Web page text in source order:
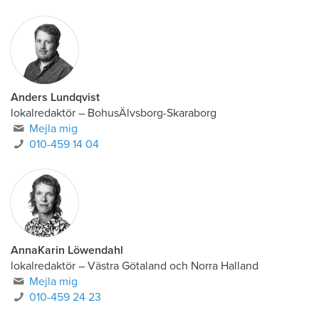
Anders Lundqvist
lokalredaktör – BohusÄlvsborg-Skaraborg
Mejla mig
010-459 14 04
AnnaKarin Löwendahl
lokalredaktör – Västra Götaland och Norra Halland
Mejla mig
010-459 24 23